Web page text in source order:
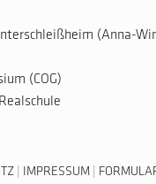
(Anna-
(COG)
| IMPRESSUM|